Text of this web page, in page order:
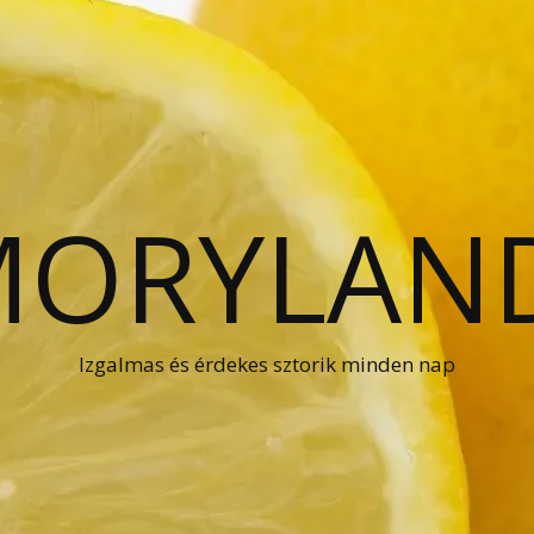
Izgalmas és érdekes sztorik minden nap